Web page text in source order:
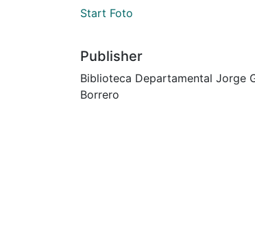
Start Foto
Publisher
Biblioteca Departamental Jorge
Borrero